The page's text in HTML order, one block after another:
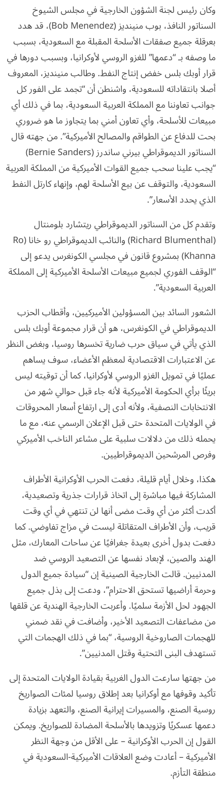
وكان رئيس لجنة الشؤون الخارجية في مجلس الشيوخ
السناتور النافذ، بوب منينديز (Bob Menendez)، قد هدد
بعرقلة جميع صفقات الأسلحة المقبلة مع السعودية، بسبب
ما وصفه بـ “دعمها” للغزو الروسي لأوكرانيا، وبسبب دورها في
قرار أوبك بلس خفض إنتاج النفط. وطالب منينديز، المعروف
أصلا بانتقاداته للسعودية، واشنطن أن “تجمد على الفور كل
جوانب تعاوننا مع المملكة العربية السعودية، بما في ذلك أي
مبيعات للأسلحة، وأي تعاون أمني بما يتجاوز ما هو ضروري
بحت للدفاع عن الطواقم والمصالح الأميركية”. من جهته قال
السناتور الديموقراطي بيرني ساندرز (Bernie Sanders)
“يجب علينا سحب جميع القوات الأميركية من المملكة العربية
السعودية، والتوقف عن بيع الأسلحة لهم، وإنهاء كارتل النفط
الذي يحدد الأسعار”.
وتقدم كل من السناتور الديموقراطي ريتشارد بلومنتال
(Richard Blumenthal) والنائب الديموقراطي رو خانا (Ro
Khanna) بمشروع قانون في مجلسي الكونغرس يدعو إلى
“الوقف الفوري لجميع مبيعات الأسلحة الأميركية إلى المملكة
العربية السعودية”.
الشعور السائد بين المسؤولين الأميركيين، وأقطاب الحزب
الديموقراطي في الكونغرس، هو أن قرار مجموعة أوبك بلس
الذي يأتي في سياق حرب ضارية تخسرها روسيا، وبغض النظر
عن الاعتبارات الاقتصادية لمعظم الأعضاء، سوف يساهم
عمليًا في تمويل الغزو الروسي لأوكرانيا، كما أن توقيته ليس
بريئًا برأي الحكومة الأميركية لأنه جاء قبل حوالي شهر من
الانتخابات النصفية، ولأنه أدى إلى ارتفاع أسعار المحروقات
في الولايات المتحدة حتى قبل الإعلان الرسمي عنه، مع ما
يحمله ذلك من دلالات سلبية على مشاعر الناخب الأميركي
وفرص المرشحين الديموقراطيين.
هكذا، وخلال أيام قليلة، دفعت الحرب الأوكرانية الأطراف
المشاركة فيها مباشرة إلى اتخاذ قرارات جذرية وتصعيدية،
أكدت أكثر من أي وقت مضى أنها لن تنتهي في أي وقت
قريب، وأن الأطراف المتقاتلة ليست في مزاج تفاوضي. كما
دفعت بدول أخرى بعيدة جغرافيًا عن ساحات المعارك، مثل
الهند والصين، لإبعاد نفسها عن التصعيد الروسي ضد
المدنيين. قالت الخارجية الصينية إن “سيادة جميع الدول
وحرمة أراضيها تستحق الاحترام”، ودعت إلى بذل جميع
الجهود لحل الأزمة سلميًا. وأعربت الخارجية الهندية عن قلقها
من مضاعفات التصعيد الأخير، وأضافت في نقد ضمني
للهجمات الصاروخية الروسية، “بما في ذلك الهجمات التي
تستهدف البنى التحتية وقتل المدنيين”.
من جهتها سارعت الدول الغربية بقيادة الولايات المتحدة إلى
تأكيد وقوفها مع أوكرانيا بعد إطلاق روسيا لمئات الصواريخ
روسية الصنع، والمسيرات إيرانية الصنع، والتعهد بزيادة
دعمها عسكريًا وتزويدها بالأسلحة المضادة للصواريخ. ويمكن
القول إن الحرب الأوكرانية – على الأقل من وجهة النظر
الأميركية – أعادت وضع العلاقات الأميركية-السعودية في
منطقة التأزم.